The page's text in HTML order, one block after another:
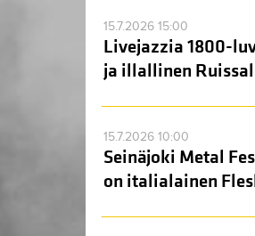
15.7.2026 15:00
Livejazzia 1800-
ja illallinen
15.7.2026 10:00
Seinäjoki Metal
on italialainen